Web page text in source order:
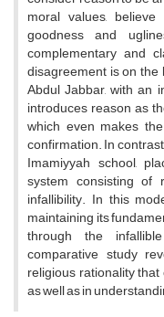
moral values,
goodness and
complementary and
disagreement is on
Abdul Jabbar, with an
introduces reason as
which even makes
confirmation. In
Imamiyyah school,
system consisting of
infallibility. In this
maintaining its
through the
comparative study
religious rationality
as well as in